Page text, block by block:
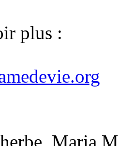
plus :
Maria